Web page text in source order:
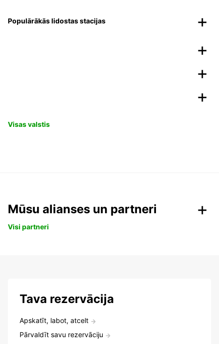
Populārākās lidostas stacijas
Visas valstis
Mūsu alianses un partneri
Visi partneri
Tava rezervācija
Apskatīt, labot, atcelt
Pārvaldīt savu rezervāciju